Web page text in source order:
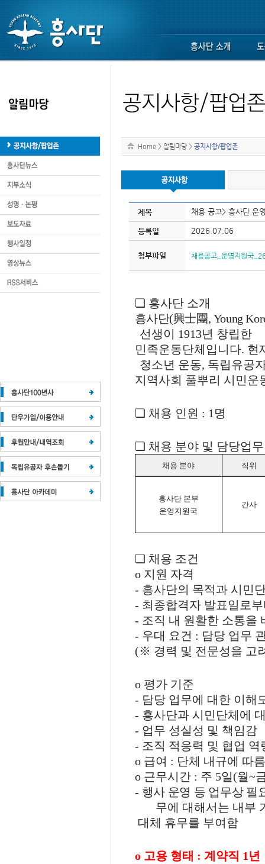
Home > 알림마당 > 공지사항/팝업존
제목 채용 공고> 흥사단 운
등록일 2026.07.06
첨부파일 채용공고_운영지원국
❏ 흥사단 소개
흥사단(興士團, Young
선생이 1913년 창립한
민족운동단체입니다. 현
청소년 운동, 독립유공
지역사회 풀뿌리 시민운
❏ 채용 인원 : 1 명
❏ 채용 분야 및 담당업무
채용 분야 직위
흥사단 본부
운영지원국
간사
❏ 채용 조건
o 지원 자격
- 흥사단의 목적과 시민
- 최종합격자 발표일로
- 조직 내 원활한 소통을
- 우대 요건 : 담당 업무
(※ 경력 및 전문성을 고
o 평가 기준
- 담당 업무에 대한 이해
- 흥사단과 시민단체에
- 업무 성실성 및 책임감
- 조직 적응력 및 협업 역
o 급여 : 단체 내규에 따름
o 근무시간 : 주 5일(월~
- 행사 운영 등 업무상 필
무에 대해서는 내부
대체 휴무를 부여함
o 고용 형태 : 계약직 1 년